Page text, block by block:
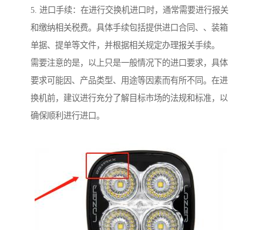
5. 进口手续：在进行交换机进口时，通常需要进行报关
和缴纳相关税费。具体手续包括提供进口合同、、装箱
单据、提单等文件，并根据相关规定办理报关手续。
需要注意的是，以上只是一般情况下的进口要求，具体
要求可能因、产品类型、用途等因素而有所不同。在进
换机前，建议进行充分了解目标市场的法规和标准，以
确保顺利进行进口。